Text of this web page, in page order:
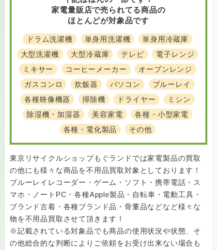
家電量販店で売られてる商品の
ほとんどが対象品です
ドラム洗濯機 単身用洗濯機
単身用冷蔵庫
大型洗濯機
大型冷蔵庫 テレビ
電子レンジ
ミキサー
コーヒーメーカー
オーブンレンジ
ガスコンロ
炊飯器 パソコン
ブルーレイ
各種映像機器
掃除機 ドライヤー
ミシン
除湿機・加湿器
美容家電
各種・小型家電
各種・電化製品
その他
東京リサイクルショップもぐランドでは家電製品の買取
の他にも様々な商品を不用品買取対象としております！
ブルーレイレコーダー・ゲーム・ソフト・携帯電話・ス
マホ・ノートPC・各種Apple製品・自転車・電動工具・
ブランド古着・各種ブランド品・骨董品などなど様々な
物を不用品買取させて頂きます！
※記載されている対象品でも商品の使用状況や状態、そ
の他総合的な判断によりご依頼をお受け出来ない場合も